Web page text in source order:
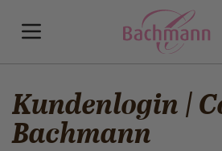
Kundenlogin |
Bachmann